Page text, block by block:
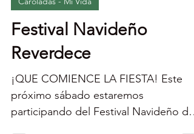
Econaturista
Caroladas - Mi Vida
Festival Navideño